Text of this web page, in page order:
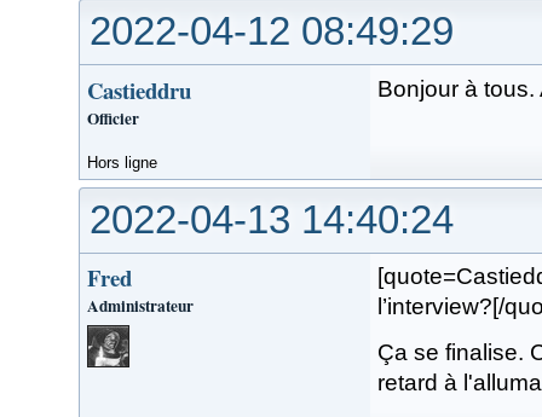
2022-04-12 08:49:29
Castieddru
Officier
Bonjour à tous.
Hors ligne
2022-04-13 14:40:24
Fred
Administrateur
l’interview?[/
Ça se finalise.
retard à